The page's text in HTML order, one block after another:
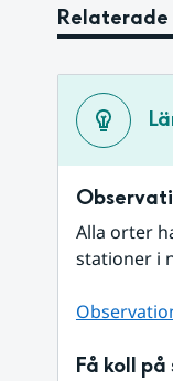
Alla orter
stationer i
Få koll